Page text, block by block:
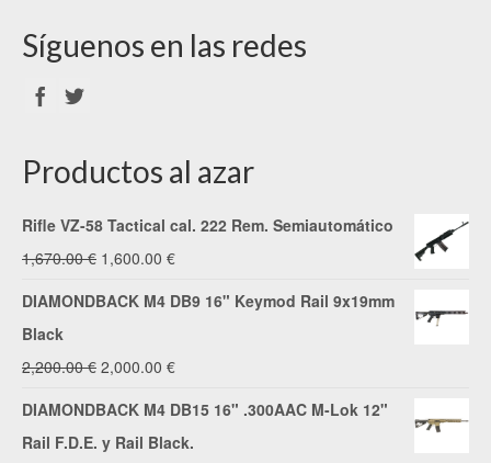
Síguenos en las redes
Productos al azar
Rifle VZ-58 Tactical cal. 222 Rem. Semiautomático
1,670.00€ El
precio
1,600.00 €El
precio
DIAMONDBACK M4 DB9 16" Keymod Rail 9x19mm
Black
2,200.00€ El
precio
original
2,000.00 €El
precio
actual
DIAMONDBACK M4 DB15 16" .300AAC M-Lok 12"
Rail F.D.E. y Rail Black.